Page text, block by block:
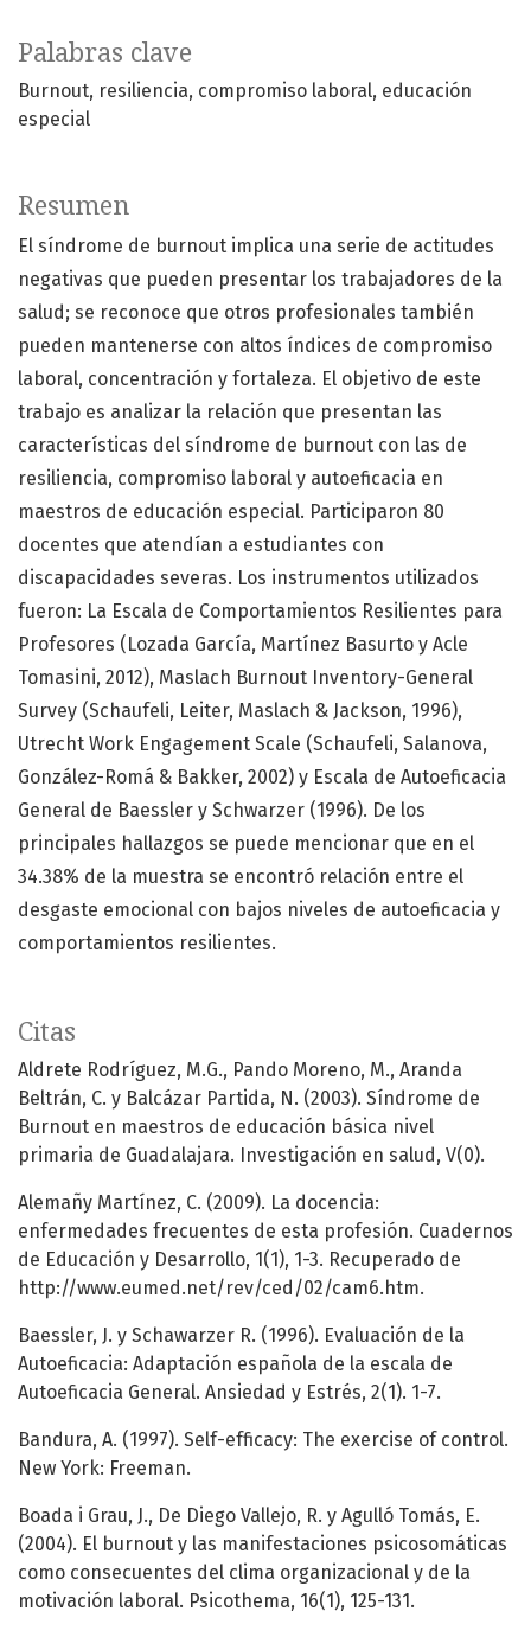
Palabras clave
Burnout resiliencia compromiso laboral educación
especial
Resumen
El síndrome de burnout implica una serie de actitudes
negativas que pueden presentar los trabajadores de la
salud; se reconoce que otros profesionales también
pueden mantenerse con altos índices de compromiso
laboral, concentración y fortaleza. El objetivo de este
trabajo es analizar la relación que presentan las
características del síndrome de burnout con las de
resiliencia, compromiso laboral y autoeficacia en
maestros de educación especial. Participaron 80
docentes que atendían a estudiantes con
discapacidades severas. Los instrumentos utilizados
fueron: La Escala de Comportamientos Resilientes para
Profesores (Lozada García, Martínez Basurto y Acle
Tomasini, 2012), Maslach Burnout Inventory-General
Survey (Schaufeli, Leiter, Maslach & Jackson, 1996),
Utrecht Work Engagement Scale (Schaufeli, Salanova,
González-Romá & Bakker, 2002) y Escala de Autoeficacia
General de Baessler y Schwarzer (1996). De los
principales hallazgos se puede mencionar que en el
34.38% de la muestra se encontró relación entre el
desgaste emocional con bajos niveles de autoeficacia y
comportamientos resilientes.
Citas
Aldrete Rodríguez, M.G., Pando Moreno, M., Aranda
Beltrán, C. y Balcázar Partida, N. (2003). Síndrome de
Burnout en maestros de educación básica nivel
primaria de Guadalajara. Investigación en salud, V(0).
Alemañy Martínez, C. (2009). La docencia:
enfermedades frecuentes de esta profesión. Cuadernos
de Educación y Desarrollo, 1(1), 1-3. Recuperado de
http://www.eumed.net/rev/ced/02/cam6.htm.
Baessler, J. y Schawarzer R. (1996). Evaluación de la
Autoeficacia: Adaptación española de la escala de
Autoeficacia General. Ansiedad y Estrés, 2(1). 1-7.
Bandura, A. (1997). Self-efficacy: The exercise of control.
New York: Freeman.
Boada i Grau, J., De Diego Vallejo, R. y Agulló Tomás, E.
(2004). El burnout y las manifestaciones psicosomáticas
como consecuentes del clima organizacional y de la
motivación laboral. Psicothema, 16(1), 125-131.